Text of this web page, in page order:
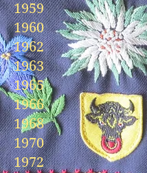
1959
1960
1962
1963
1965
1966
1968
1970
1972